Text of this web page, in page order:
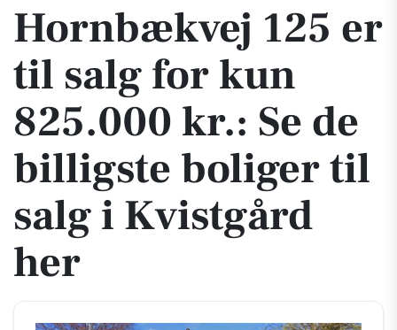
Hornbækvej 125 er
til salg for kun
825.000 kr.: Se de
billigste boliger til
salg i Kvistgård
her